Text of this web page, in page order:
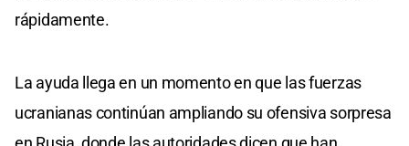
rápidamente.
La ayuda llega en un momento en que las fuerzas
ucranianas continúan ampliando su ofensiva sorpresa